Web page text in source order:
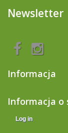
Newsletter
Informacja
Informacja o
Log in